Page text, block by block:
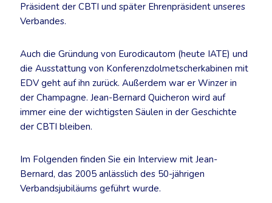
Präsident der CBTI und später Ehrenpräsident unseres
Verbandes.
Auch die Gründung von Eurodicautom (heute IATE) und
die Ausstattung von Konferenzdolmetscherkabinen mit
EDV geht auf ihn zurück. Außerdem war er Winzer in
der Champagne. Jean-Bernard Quicheron wird auf
immer eine der wichtigsten Säulen in der Geschichte
der CBTI bleiben.
Im Folgenden finden Sie ein Interview mit Jean-
Bernard, das 2005 anlässlich des 50-jährigen
Verbandsjubiläums geführt wurde.